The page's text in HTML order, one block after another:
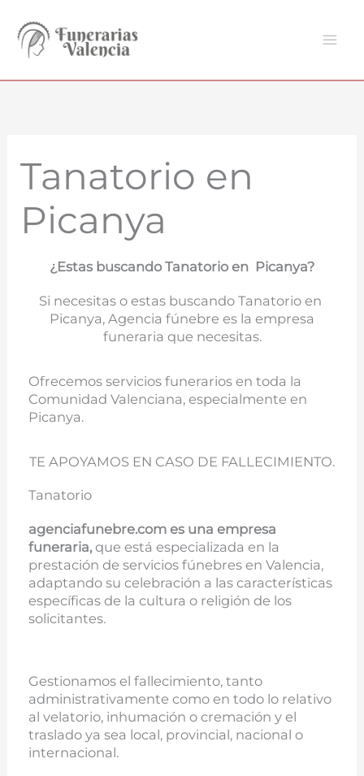
contenido
Tanatorio en
Picanya
¿Estas buscando Tanatorio en Picanya?
Si necesitas o estas buscando Tanatorio en
Picanya, Agencia fúnebre es la empresa
funeraria que necesitas.
Ofrecemos servicios funerarios en toda la
Comunidad Valenciana, especialmente en
Picanya.
TE APOYAMOS EN CASO DE FALLECIMIENTO.
Tanatorio
agenciafunebre.com es una empresa
funeraria, que está especializada en la
prestación de servicios fúnebres en Valencia,
adaptando su celebración a las características
específicas de la cultura o religión de los
solicitantes.
Gestionamos el fallecimiento, tanto
administrativamente como en todo lo relativo
al velatorio, inhumación o cremación y el
traslado ya sea local, provincial, nacional o
internacional.